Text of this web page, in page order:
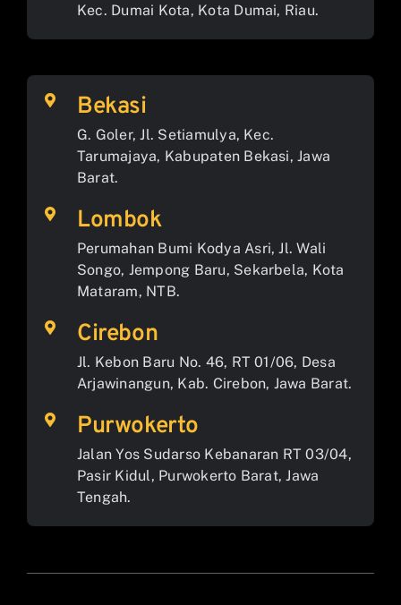
Kec. Dumai Kota, Kota Dumai, Riau.
Bekasi
G. Goler, Jl. Setiamulya, Kec.
Tarumajaya, Kabupaten Bekasi, Jawa
Barat.
Lombok
Perumahan Bumi Kodya Asri, Jl. Wali
Songo, Jempong Baru, Sekarbela, Kota
Mataram, NTB.
Cirebon
Jl. Kebon Baru No. 46, RT 01/06, Desa
Arjawinangun, Kab. Cirebon, Jawa Barat.
Purwokerto
Jalan Yos Sudarso Kebanaran RT 03/04,
Pasir Kidul, Purwokerto Barat, Jawa
Tengah.